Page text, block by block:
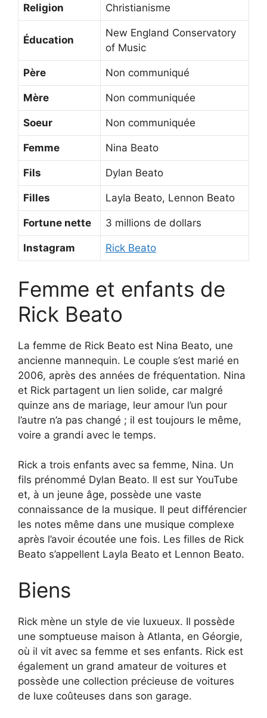
Religion Christianisme
Éducation
New England Conservatory
of Music
Père Non communiqué
Mère Non communiquée
Soeur Non communiquée
Femme Nina Beato
Fils Dylan Beato
Filles Layla Beato, Lennon Beato
Fortune nette 3 millions de dollars
Instagram Rick Beato
Femme et enfants de
Rick Beato
La femme de Rick Beato est Nina Beato, une
ancienne mannequin. Le couple s’est marié en
2006, après des années de fréquentation. Nina
et Rick partagent un lien solide, car malgré
quinze ans de mariage, leur amour l’un pour
l’autre n’a pas changé ; il est toujours le même,
voire a grandi avec le temps.
Rick a trois enfants avec sa femme, Nina. Un
fils prénommé Dylan Beato. Il est sur YouTube
et, à un jeune âge, possède une vaste
connaissance de la musique. Il peut différencier
les notes même dans une musique complexe
après l’avoir écoutée une fois. Les filles de Rick
Beato s’appellent Layla Beato et Lennon Beato.
Biens
Rick mène un style de vie luxueux. Il possède
une somptueuse maison à Atlanta, en Géorgie,
où il vit avec sa femme et ses enfants. Rick est
également un grand amateur de voitures et
possède une collection précieuse de voitures
de luxe coûteuses dans son garage.